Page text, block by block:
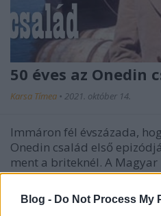
Blog - Do Not Process My
50 éves az Onedin
Karsa Tímea • 2021. október 14.
Immáron fél évszázada,
Onedin család első
ment a briteknél. A
ismételték. Olvasóink
emlékezhet rá: hatalmas
pajeszos, szép hangú